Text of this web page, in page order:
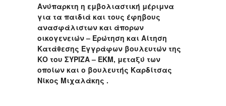
Ανύπαρκτη η εμβολιαστική μέριμνα
για τα παιδιά και τους έφηβους
ανασφάλιστων και άπορων
οικογενειών – Ερώτηση και Αίτηση
Κατάθεσης Εγγράφων βουλευτών της
ΚΟ του ΣΥΡΙΖΑ – ΕΚΜ, μεταξύ των
οποίων και ο βουλευτής Καρδίτσας
Νίκος Μιχαλάκης .